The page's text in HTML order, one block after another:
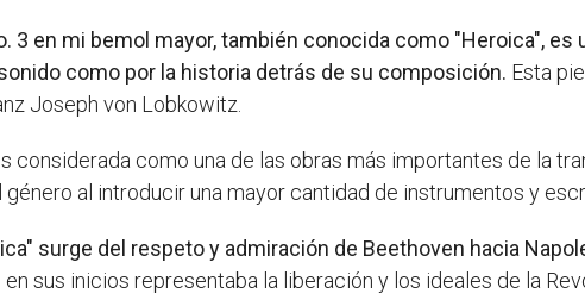
3 en mi bemol mayor, también conocida como "Heroica",
como por la historia detrás de su composición. Esta
Joseph von Lobkowitz.
considerada como una de las obras más importantes de la
al introducir una mayor cantidad de instrumentos y
surge del respeto y admiración de Beethoven hacia
sus inicios representaba la liberación y los ideales de la